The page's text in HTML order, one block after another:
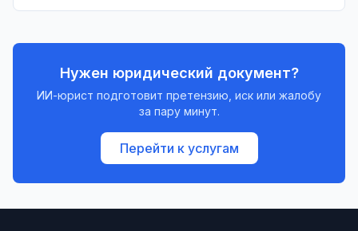
Нужен юридический документ?
ИИ-юрист подготовит претензию, иск или жалобу
за пару минут.
Перейти к услугам